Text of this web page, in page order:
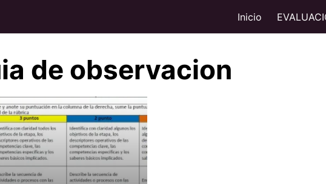
Inicio
de observacion